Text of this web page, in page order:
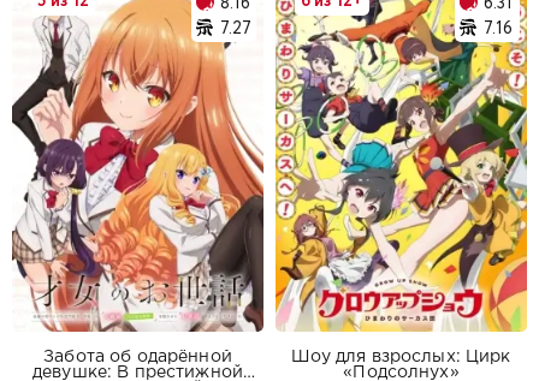
Забота об одарённой
девушке: В престижной
7.27
Шоу для взрослых: Цирк
«Подсолнух»
7.16